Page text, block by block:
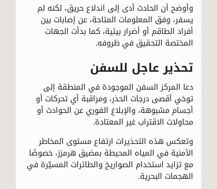
وأوضح أن الحادث أدى إلى اندلاع حريق، لكنه لم
يسفر، وفق المعلومات المتاحة، عن إصابات بين
أفراد الطاقم أو أضرار بيئية، كما بدأت الجهات
المختصة التحقيق في ظروفه.
تحذير عاجل للسفن
دعا المركز السفن الموجودة في المنطقة إلى
توخي أقصى درجات الحذر، ومراقبة أي تحركات أو
أجسام مشبوهة، والإبلاغ الفوري عن الحوادث أو
محاولات الاقتراب غير المعتادة.
وتعكس هذه التحذيرات ارتفاع مستوى المخاطر
الأمنية في المياه المحيطة بمضيق هرمزز، خصوصًا
مع تزايد استخدام الصواريخ والطائرات المسيّرة في
الهجمات البحرية.